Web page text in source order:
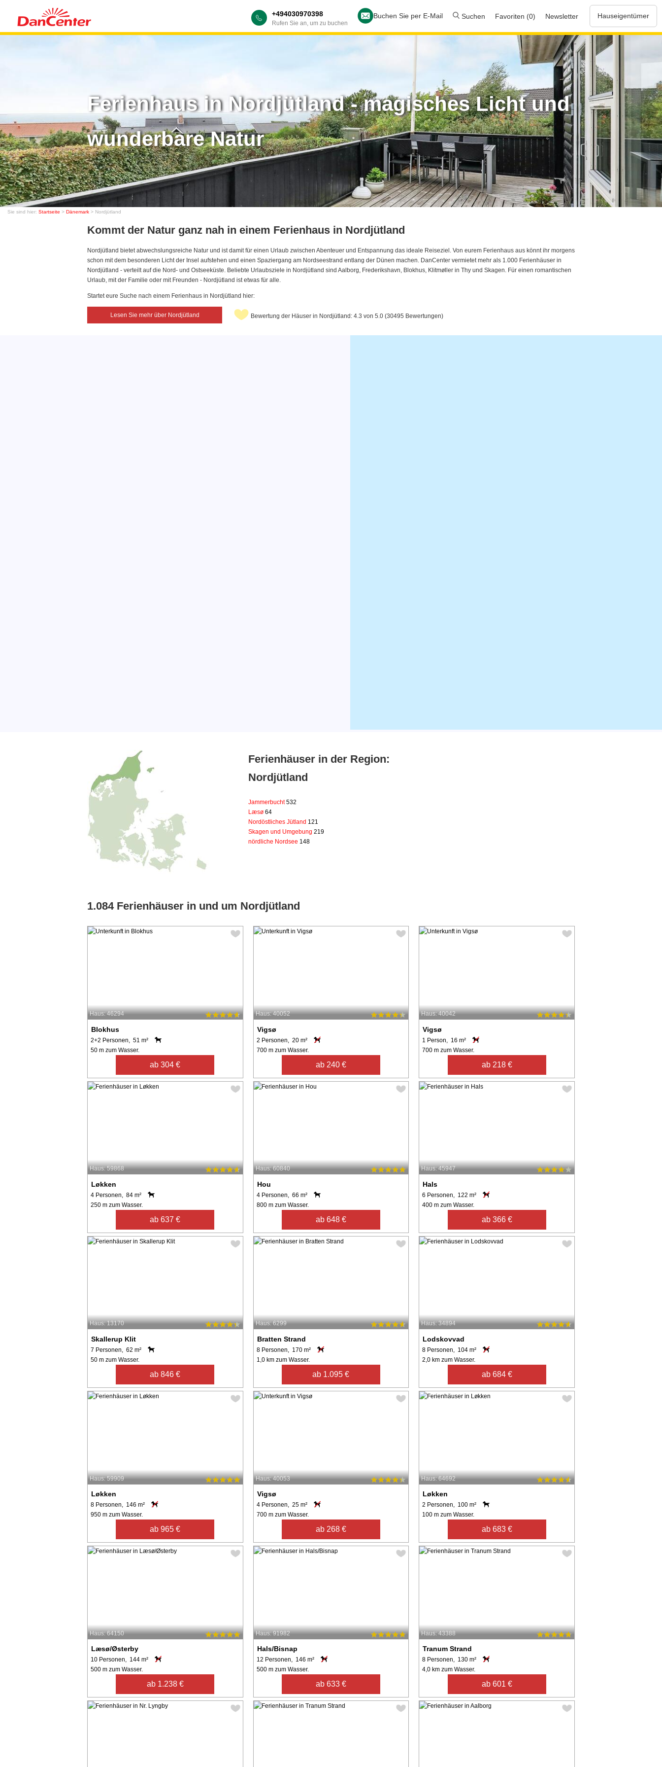
+494030970398
Rufen Sie an, um zu buchen
Buchen Sie per E-Mail Suchen Favoriten (0) Newsletter Hauseigentümer
Ferienhaus in Nordjütland - magisches Licht und
wunderbare Natur
Sie sind hier: Startseite > Dänemark > Nordjütland
Kommt der Natur ganz nah in einem Ferienhaus in Nordjütland
Nordjütland bietet abwechslungsreiche Natur und ist damit für einen Urlaub zwischen Abenteuer und Entspannung das ideale Reiseziel. Von eurem Ferienhaus aus könnt ihr morgens
schon mit dem besonderen Licht der Insel aufstehen und einen Spaziergang am Nordseestrand entlang der Dünen machen. DanCenter vermietet mehr als 1.000 Ferienhäuser in
Nordjütland - verteilt auf die Nord- und Ostseeküste. Beliebte Urlaubsziele in Nordjütland sind Aalborg, Frederikshavn, Blokhus, Klitmøller in Thy und Skagen. Für einen romantischen
Urlaub, mit der Familie oder mit Freunden - Nordjütland ist etwas für alle.
Startet eure Suche nach einem Ferienhaus in Nordjütland hier:
Lesen Sie mehr über Nordjütland Bewertung der Häuser in Nordjütland: 4.3 von 5.0 (30495 Bewertungen)
Ferienhäuser in der Region:
Nordjütland
Jammerbucht532
Læsø 64
Nordöstliches Jütland 121
Skagen und Umgebung 219
nördliche Nordsee 148
1.084 Ferienhäuser in und um Nordjütland
Haus: 46294
Blokhus
2+2 Personen, 51 m²
50 m zum Wasser.
ab 304 €
Haus: 40052
Vigsø
2 Personen, 20 m²
700 m zum Wasser.
ab 240 €
Haus: 40042
Vigsø
1 Person, 16 m²
700 m zum Wasser.
ab 218 €
Haus: 59868
Løkken
4 Personen, 84 m²
250 m zum Wasser.
ab 637 €
Haus: 60840
Hou
4 Personen, 66 m²
800 m zum Wasser.
ab 648 €
Haus: 45947
Hals
6 Personen, 122 m²
400 m zum Wasser.
ab 366 €
Haus: 13170
Skallerup Klit
7 Personen, 62 m²
50 m zum Wasser.
ab 846 €
Haus: 6299
Bratten Strand
8 Personen, 170 m²
1,0 km zum Wasser.
ab 1.095 €
Haus: 34894
Lodskovvad
8 Personen, 104 m²
2,0 km zum Wasser.
ab 684 €
Haus: 59909
Løkken
8 Personen, 146 m²
950 m zum Wasser.
ab 965 €
Haus: 40053
Vigsø
4 Personen, 25 m²
700 m zum Wasser.
ab 268 €
Haus: 64692
Løkken
2 Personen, 100 m²
100 m zum Wasser.
ab 683 €
Haus: 64150
Læsø/Østerby
10 Personen, 144 m²
500 m zum Wasser.
ab 1.238 €
Haus: 91982
Hals/Bisnap
12 Personen, 146 m²
500 m zum Wasser.
ab 633 €
Haus: 43388
Tranum Strand
8 Personen, 130 m²
4,0 km zum Wasser.
ab 601 €